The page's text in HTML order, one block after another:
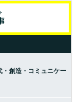
創造・コミュニケー